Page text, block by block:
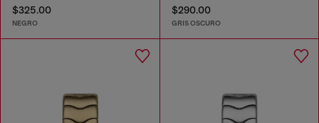
$325.00
NEGRO
$290.00
GRIS OSCURO